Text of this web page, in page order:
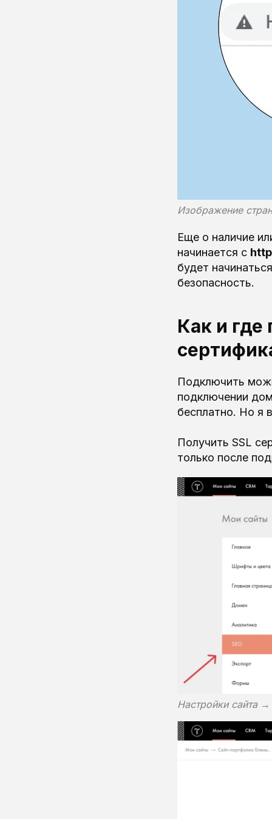
Изображение
Еще о наличие
начинается с
будет
безопасность.
Как и где
Подключить
подключении
бесплатно. Но я
Получить SSL
только после
Настройки сайта